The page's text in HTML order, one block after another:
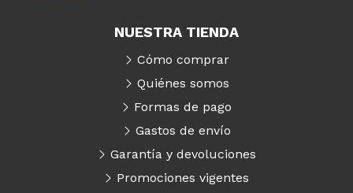
NUESTRA TIENDA
Cómo comprar
Quiénes somos
Formas de pago
Gastos de envío
Garantía y devoluciones
Promociones vigentes